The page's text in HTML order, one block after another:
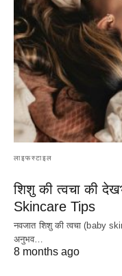
लाइफस्टाइल
शिशु की त्वचा की
Skincare Tips
नवजात शिशु की त्वचा (baby
अनुभव…
8 months ago